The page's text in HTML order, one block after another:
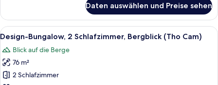
Suite,
Bergblick
Daten auswählen und Preise sehen
Alle
Fotos
für
Design-
Bungalow,
Ein Hotelzimmer mit
9
Design-Bungalow, 2 Schlafzimmer, Bergblick (Tho Cam)
Blick auf die Berge
76 m²
2 Schlafzimmer